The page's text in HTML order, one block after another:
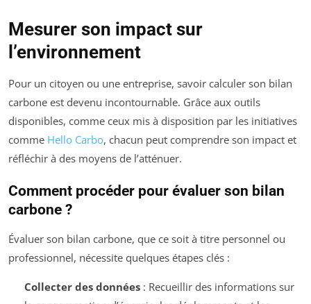
Mesurer son impact sur
l’environnement
Pour un citoyen ou une entreprise, savoir calculer son bilan
carbone est devenu incontournable. Grâce aux outils
disponibles, comme ceux mis à disposition par les initiatives
comme Hello Carbo, chacun peut comprendre son impact et
réfléchir à des moyens de l’atténuer.
Comment procéder pour évaluer son bilan
carbone ?
Évaluer son bilan carbone, que ce soit à titre personnel ou
professionnel, nécessite quelques étapes clés :
Collecter des données: Recueillir des informations sur